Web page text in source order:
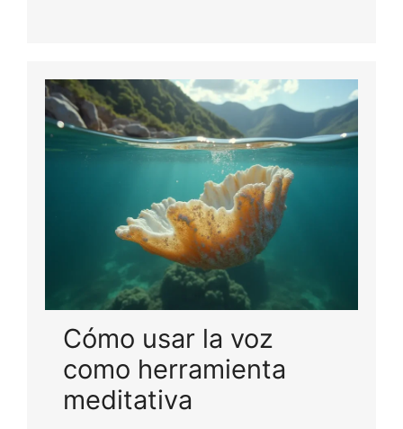
Cómo usar la voz
como herramienta
meditativa